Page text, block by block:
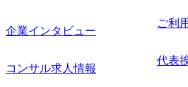
企業インタビュー
コンサル求人情報
ご利
代表